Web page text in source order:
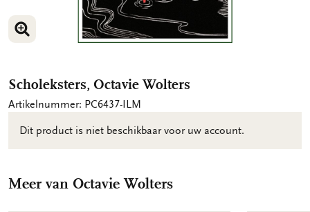
VERGROOT AFBEELDING
Scholeksters, Octavie Wolters
Artikelnummer: PC6437-ILM
Dit product is niet beschikbaar voor uw account.
Meer van Octavie Wolters